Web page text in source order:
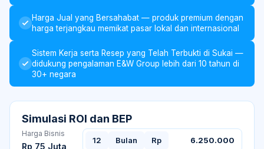
Harga Jual yang Bersahabat — produk premium dengan
harga terjangkau memikat pasar lokal dan internasional
Sistem Kerja serta Resep yang Telah Terbukti di Sukai —
didukung pengalaman E&W Group lebih dari 10 tahun di
30+ negara
Simulasi ROI dan BEP
Harga Bisnis
Rp 75 Juta
12 Bulan Rp 6.250.000